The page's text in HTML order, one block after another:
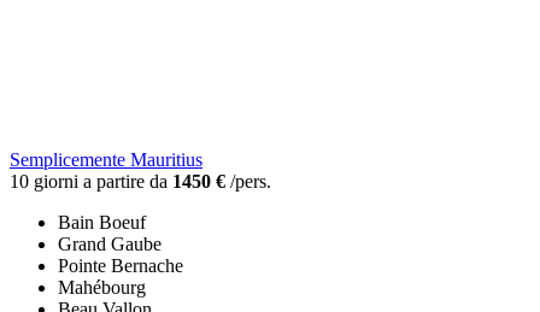
Semplicemente Mauritius
10 giorni a partire da 1450 € /pers.
Bain Boeuf
Grand Gaube
Pointe Bernache
Mahébourg